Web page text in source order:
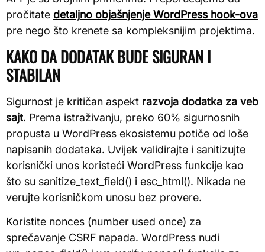
pročitate detaljno objašnjenje WordPress hook-ova
pre nego što krenete sa kompleksnijim projektima.
KAKO DA DODATAK BUDE SIGURAN I
STABILAN
Sigurnost je kritičan aspekt razvoja dodatka za veb
sajt. Prema istraživanju, preko 60% sigurnosnih
propusta u WordPress ekosistemu potiče od loše
napisanih dodataka. Uvijek validirajte i sanitizujte
korisnički unos koristeći WordPress funkcije kao
što su sanitize_text_field() i esc_html(). Nikada ne
verujte korisničkom unosu bez provere.
Koristite nonces (number used once) za
sprečavanje CSRF napada. WordPress nudi